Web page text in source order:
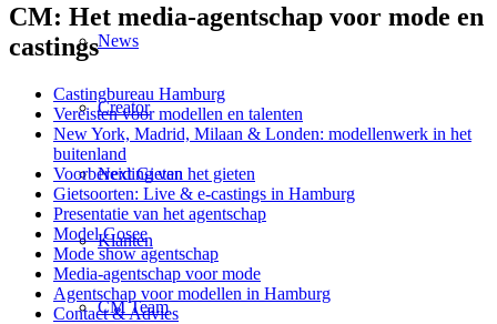
News
Creator
Next Gieten
Klanten
CM Team
CM: Het media-agentschap voor mode en
castings
Castingbureau Hamburg
Vereisten voor modellen en talenten
New York, Madrid, Milaan & Londen: modellenwerk in het
buitenland
Voorbereiding van het gieten
Gietsoorten: Live & e-castings in Hamburg
Presentatie van het agentschap
Model Gosee
Mode show agentschap
Media-agentschap voor mode
Agentschap voor modellen in Hamburg
Contact & Advies